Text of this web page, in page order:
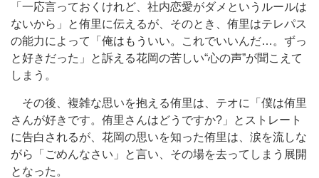
「一応言っておくけれど、社内恋愛がダメというルールは
ないから」と侑里に伝えるが、そのとき、侑里はテレパス
の能力によって「俺はもういい。これでいいんだ…。ずっ
と好きだった」と訴える花岡の苦しい“心の声”が聞こえて
しまう。
その後、複雑な思いを抱える侑里は、テオに「僕は侑里
さんが好きです。侑里さんはどうですか?」とストレート
に告白されるが、花岡の思いを知った侑里は、涙を流しな
がら「ごめんなさい」と言い、その場を去ってしまう展開
となった。